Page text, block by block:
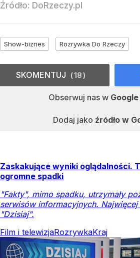
Źródło: DoRzeczy.pl
Show-biznes Rozrywka Do Rzeczy
Obserwuj nas w
Dodaj jako źródło w
SKOMENTUJ 18
Zaskakujące wyniki oglądalności.
ogromne spadki
"Fakty", mimo spadku, utrzymały
serwisów informacyjnych. Najwięcej
"Dzisiaj".
Film i telewizjaRozrywkaKraj